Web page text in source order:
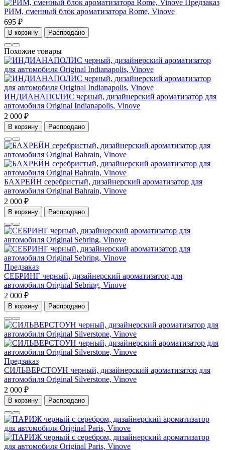
Предзаказ
РИМ, сменный блок ароматизатора Rome, Vinove
695 ₽
В корзину Распродано
Похожие товары
ИНДИАНАПОЛИС черный, дизайнерский ароматизатор для
автомобиля Original Indianapolis, Vinove
2 000 ₽
В корзину Распродано
БАХРЕЙН серебристый, дизайнерский ароматизатор для
автомобиля Original Bahrain, Vinove
2 000 ₽
В корзину Распродано
Предзаказ
СЕБРИНГ черный, дизайнерский ароматизатор для
автомобиля Original Sebring, Vinove
2 000 ₽
В корзину Распродано
Предзаказ
СИЛЬВЕРСТОУН черный, дизайнерский ароматизатор для
автомобиля Original Silverstone, Vinove
2 000 ₽
В корзину Распродано